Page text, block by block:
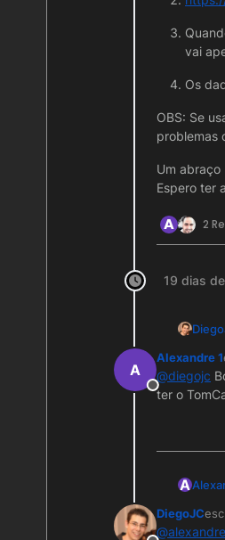
vai
Os
OBS: Se
problemas
Um abraço
Espero ter
A 2
19 dias
A
Offline
Alexandre 1
@diegojc
ter o
A
DiegoJC
@